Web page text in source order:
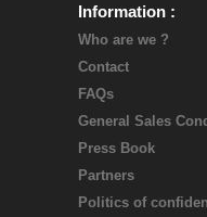
Information
Who are we ?
Contact
FAQs
General Sales
Press Book
Partners
Politics of